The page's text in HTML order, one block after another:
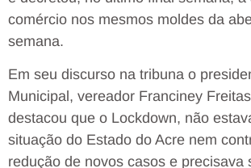
comércio nos mesmos moldes da
semana.
Em seu discurso na tribuna o
Municipal, vereador Franciney
destacou que o Lockdown, não
situação do Estado do Acre nem
redução de novos casos e precisava